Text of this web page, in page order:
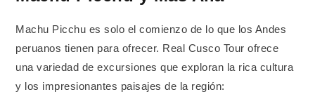
Machu Picchu es solo el comienzo de lo que los Andes
peruanos tienen para ofrecer. Real Cusco Tour ofrece
una variedad de excursiones que exploran la rica cultura
y los impresionantes paisajes de la región: